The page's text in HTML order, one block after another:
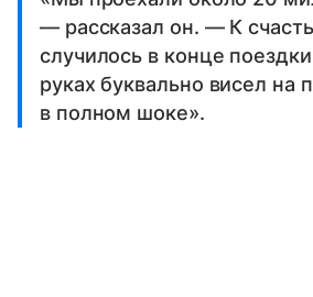
— рассказал он. — К
случилось в конце
руках буквально висел на
в полном шоке».